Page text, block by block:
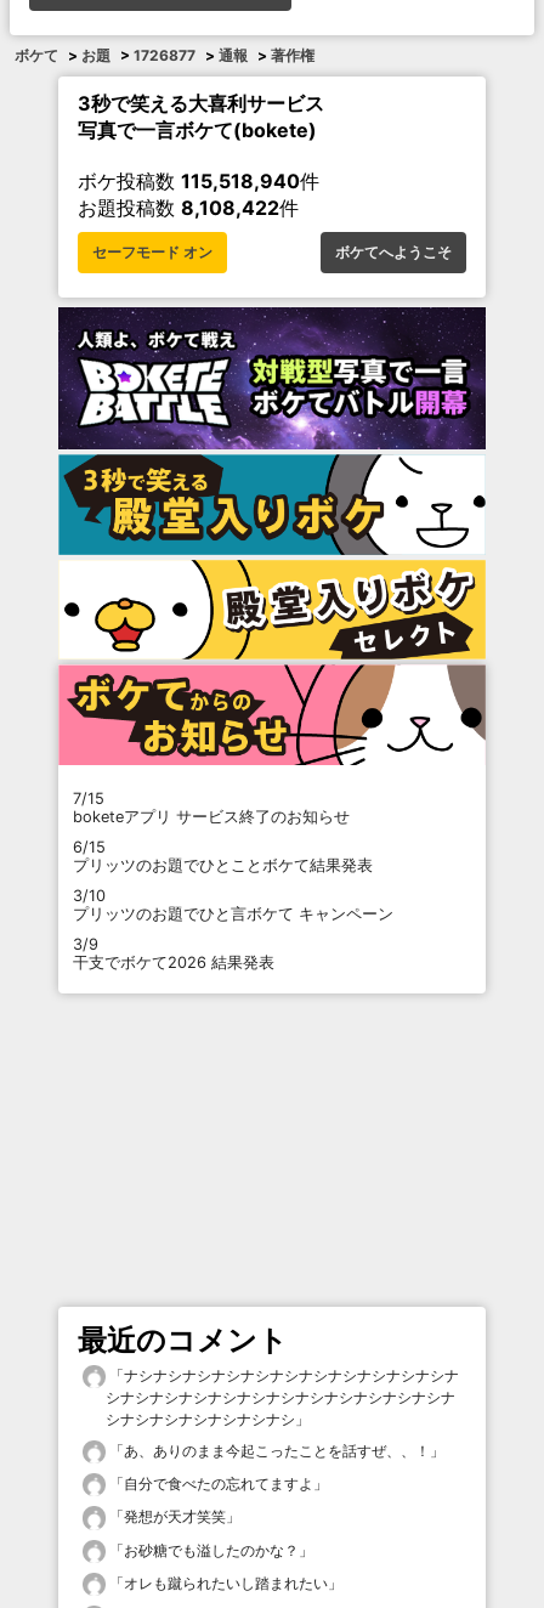
ボケて > お題 > 1726877 > 通報 > 著作権
3秒で笑える大喜利サービス
写真で一言ボケて(bokete)
ボケ投稿数 115,518,940件
お題投稿数 8,108,422件
セーフモード オン ボケてへようこそ
7/15
boketeアプリ サービス終了のお知らせ
6/15
プリッツのお題でひとことボケて結果発表
3/10
プリッツのお題でひと言ボケて キャンペーン
3/9
干支でボケて2026 結果発表
最近のコメント
「ナシナシナシナシナシナシナシナシナシナシナシナ
シナシナシナシナシナシナシナシナシナシナシナシナ
シナシナシナシナシナシナシ 」
「あ、ありのまま今起こったことを話すぜ、、！ 」
「自分で食べたの忘れてますよ 」
「発想が天才笑笑 」
「お砂糖でも溢したのかな？ 」
「オレも蹴られたいし踏まれたい 」